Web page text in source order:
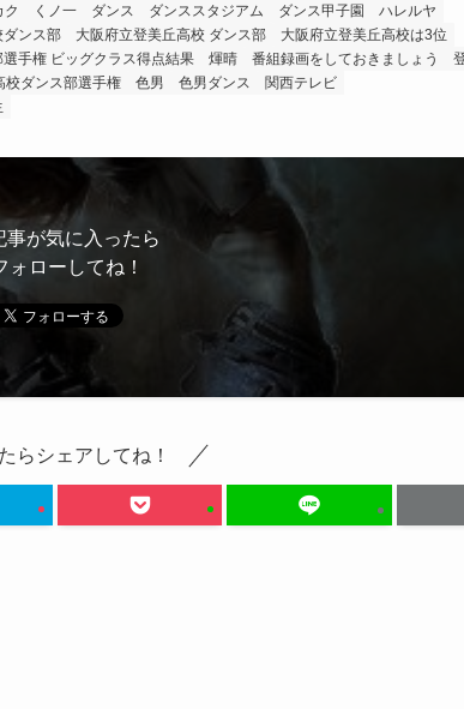
ク くノ一 ダンス ダンススタジアム ダンス甲子園
ハレルヤ
ダンス部 大阪府立登美丘高校 ダンス部
大阪府立登美丘高校は3位
手権 ビッグクラス得点結果 煇晴 番組録画をしておきましょう
校ダンス部選手権 色男 色男ダンス
関西テレビ
事が気に入ったら
ォローしてね！
らシェアしてね！